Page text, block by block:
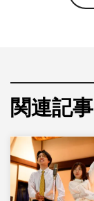
福田麻貴（3時
10ドラマ『婚
曜 午後10時～
関連記事